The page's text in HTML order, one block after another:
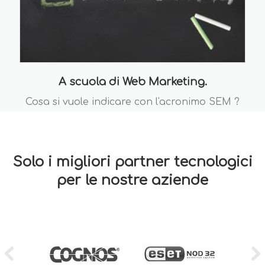
A scuola di Web Marketing.
Cosa si vuole indicare con l'acronimo SEM ?
Solo i migliori partner tecnologici
per le nostre aziende